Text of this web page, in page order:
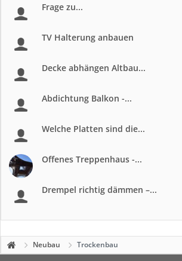
Frage zu...
TV Halterung anbauen
Decke abhängen Altbau...
Abdichtung Balkon -...
Welche Platten sind die...
Offenes Treppenhaus -...
Drempel richtig dämmen –...
Neubau Trockenbau